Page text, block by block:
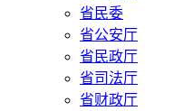
省民委
省公安厅
省民政厅
省司法厅
省财政厅